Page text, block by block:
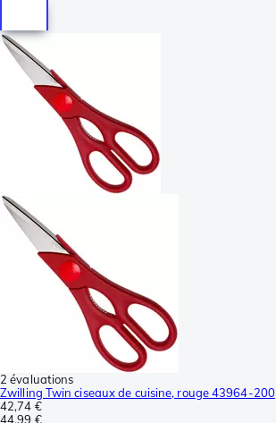
2 évaluations
Zwilling Twin ciseaux de cuisine, rouge 43964-200
42,74 €
44,99 €